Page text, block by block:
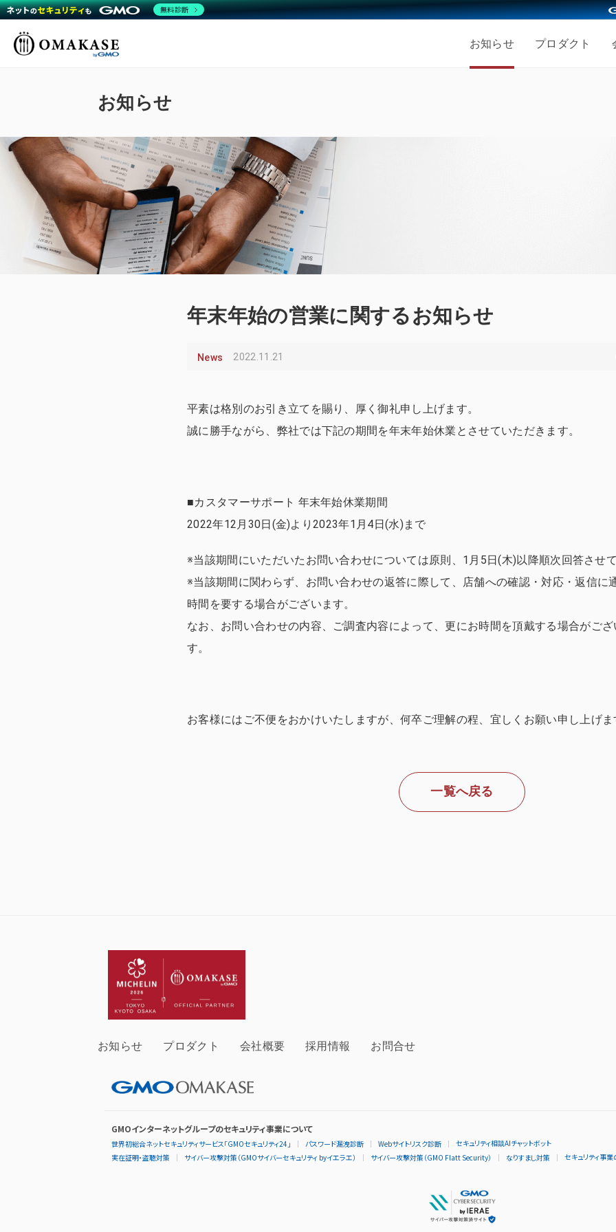
お知らせ プロダクト
会社を知る
ミッション
事業内容
働き方
お知らせ
年末年始の営業に関するお知らせ
News 2022.11.21
平素は格別のお引き立てを賜り、厚く御礼申し上げます。
誠に勝手ながら、弊社では下記の期間を年末年始休業とさせていただきます。
■カスタマーサポート 年末年始休業期間
2022年12月30日(金)より2023年1月4日(水)まで
※当該期間にいただいたお問い合わせについては原則、1月5日(木)以降順次回答させて
※当該期間に関わらず、お問い合わせの返答に際して、店舗への確認・対応・返信に
時間を要する場合がございます。
なお、お問い合わせの内容、ご調査内容によって、更にお時間を頂戴する場合がござ
す。
お客様にはご不便をおかけいたしますが、何卒ご理解の程、宜しくお願い申し上げま
一覧へ戻る
お知らせ プロダクト 会社概要 採用情報 お問合せ
GMOインターネットグループのセキュリティ事業について
世界初総合ネットセキュリティサービス「GMOセキュリティ24」 パスワード漏洩診断 Webサイトリスク診断
セキュリティ相談AIチャットボット
実在証明・盗聴対策
サイバー攻撃対策（GMOサイバーセキュリティ byイエラエ） サイバー攻撃対策（GMO Flatt Security） なりすまし対策 セキュリティ事
無料診断